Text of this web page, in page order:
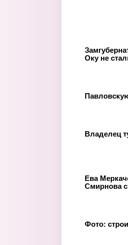
Оку не
Владелец
Ева
Смирнова с
Фото: